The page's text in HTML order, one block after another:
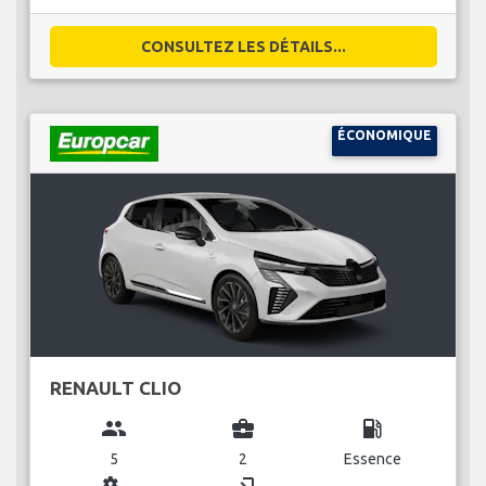
CONSULTEZ LES DÉTAILS...
ÉCONOMIQUE
RENAULT CLIO
group
5
business_center
2
local_gas_station
Essence